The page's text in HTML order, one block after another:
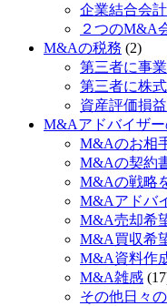
企業結合会計
２つのM&A
M&Aの税務 (2)
第三者に事
第三者に株
資産評価損
M&Aアドバイザ
M&Aのお相
M&Aの契約
M&Aの戦略
M&Aアドバ
M&A売却希
M&A買収希
M&A資料作
M&A雑感
その他日々